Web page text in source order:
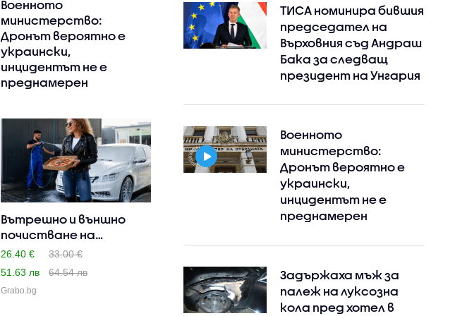
Военното
министерство:
Дронът вероятно е
украински,
инцидентът не е
преднамерен
Вътрешно и външно
почистване на
автомобил, п..
26.40 €
33.00 €
51.63 лв
64.54 лв
Grabo.bg
ТИСА номинира бившия
председател на
Върховния съд Андраш
Бака за следващ
президент на Унгария
Военното
министерство:
Дронът вероятно е
украински,
инцидентът не е
преднамерен
Задържаха мъж за
палеж на луксозна
кола пред хотел в